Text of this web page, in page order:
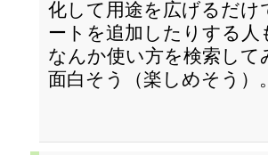
化して用途を広げるだ
ートを追加したりする人
なんか使い方を検索し
面白そう（楽しめそう）。